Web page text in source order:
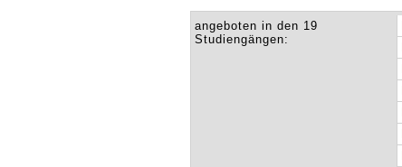
angeboten in den 19
Studiengängen: